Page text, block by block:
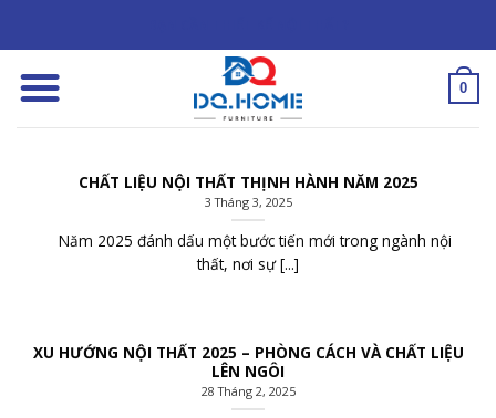
0
CHẤT LIỆU NỘI THẤT THỊNH HÀNH NĂM 2025
3 Tháng 3, 2025
Năm 2025 đánh dấu một bước tiến mới trong ngành nội
thất, nơi sự [...]
XU HƯỚNG NỘI THẤT 2025 – PHÒNG CÁCH VÀ CHẤT LIỆU
LÊN NGÔI
28 Tháng 2, 2025